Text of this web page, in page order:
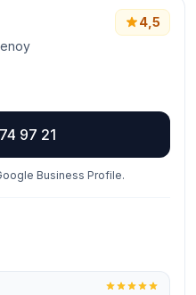
4,5
97 21
Business Profile.